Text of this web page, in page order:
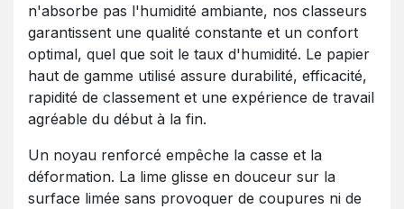
n'absorbe pas l'humidité ambiante, nos classeurs
garantissent une qualité constante et un confort
optimal, quel que soit le taux d'humidité. Le papier
haut de gamme utilisé assure durabilité, efficacité,
rapidité de classement et une expérience de travail
agréable du début à la fin.
Un noyau renforcé empêche la casse et la
déformation. La lime glisse en douceur sur la
surface limée sans provoquer de coupures ni de